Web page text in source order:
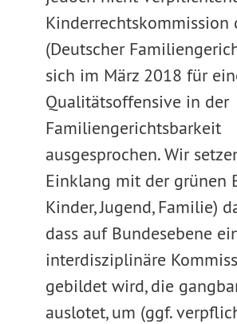
Kinderrechtskommission
(Deutscher
sich im März 2018 für
Qualitätsoffensive in der
Familiengerichtsbarkeit
ausgesprochen. Wir
Einklang mit der grünen
Kinder, Jugend, Familie)
dass auf Bundesebene
interdisziplinäre
gebildet wird, die
auslotet, um (ggf.